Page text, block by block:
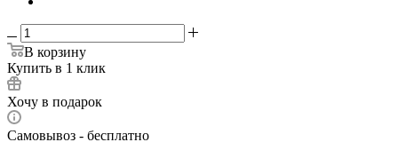
В корзину
Купить в 1 клик
Хочу в подарок
Самовывоз - бесплатно